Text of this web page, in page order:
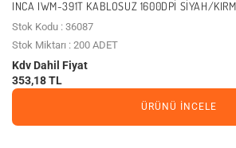
INCA IWM-391T KABLOSUZ 1600DPI SIYAH/
Stok Kodu : 36087
Stok Miktarı : 200 ADET
Kdv Dahil Fiyat
353,18 TL
ÜRÜNÜ İNCELE